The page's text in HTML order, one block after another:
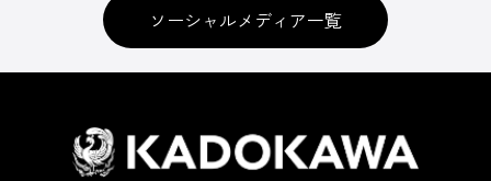
ソーシャルメディア一覧